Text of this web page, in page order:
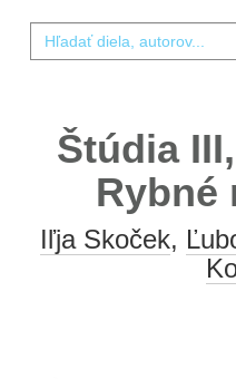
Štúdia
Rybné
Iľja Skoček,